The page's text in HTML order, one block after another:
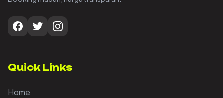
Quick Links
Home